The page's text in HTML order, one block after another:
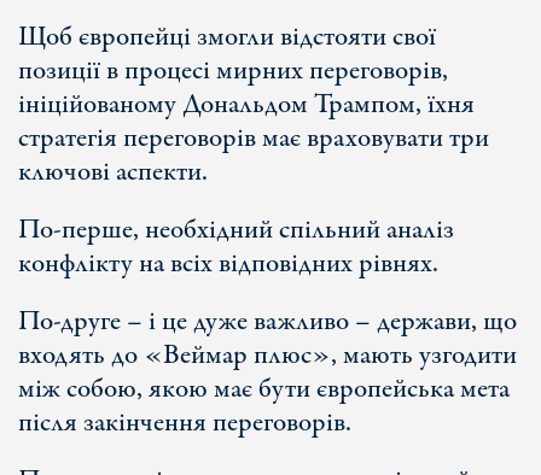
Щоб європейці змогли відстояти свої
позиції в процесі мирних переговорів,
ініційованому Дональдом Трампом, їхня
стратегія переговорів має враховувати три
ключові аспекти.
По-перше, необхідний спільний аналіз
конфлікту на всіх відповідних рівнях.
По-друге – і це дуже важливо – держави, що
входять до «Веймар плюс», мають узгодити
між собою, якою має бути європейська мета
після закінчення переговорів.